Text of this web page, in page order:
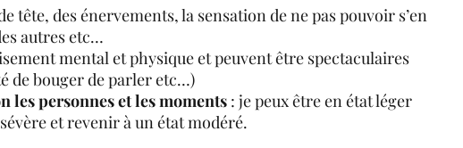
tête, des énervements, la sensation de ne pas pouvoir s’en
autres etc…
mental et physique et peuvent être spectaculaires
de bouger de parler etc…)
les personnes et les moments : je peux être en état léger
et revenir à un état modéré.